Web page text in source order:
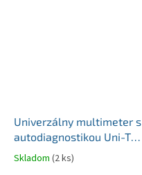
Univerzálny multimeter s
autodiagnostikou Uni-T
UT107 meranie otáčok
motora MIE0090
Skladom (2 ks)